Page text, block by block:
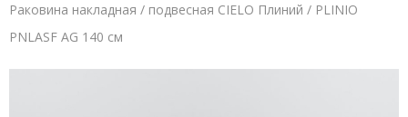
Раковина накладная / подвесная CIELO Плиний / PLINIO
PNLASF AG 140 см